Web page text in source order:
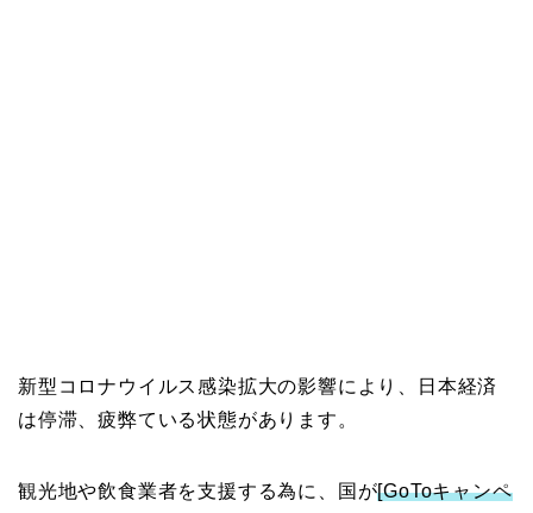
新型コロナウイルス感染拡大の影響により、日本経済
は停滞、疲弊ている状態があります。
観光地や飲食業者を支援する為に、国が[GoToキャンペ